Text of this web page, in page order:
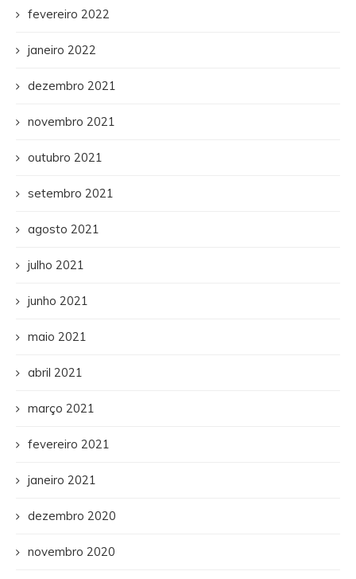
fevereiro 2022
janeiro 2022
dezembro 2021
novembro 2021
outubro 2021
setembro 2021
agosto 2021
julho 2021
junho 2021
maio 2021
abril 2021
março 2021
fevereiro 2021
janeiro 2021
dezembro 2020
novembro 2020